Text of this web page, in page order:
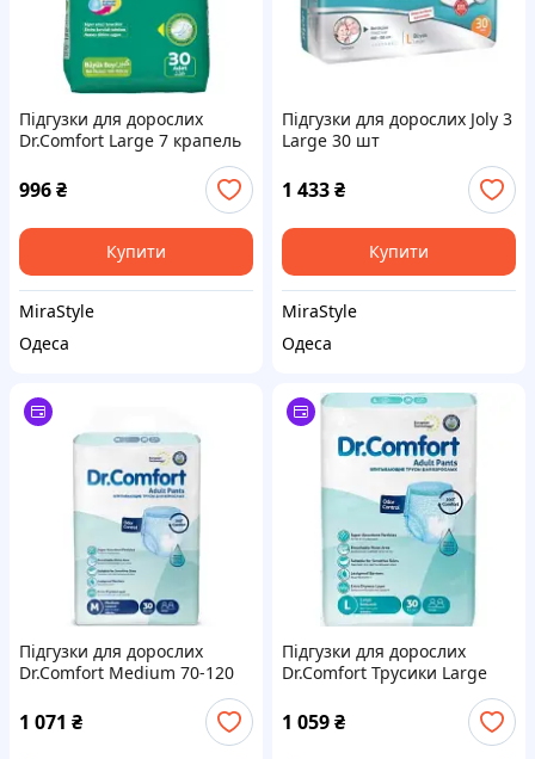
Підгузки для дорослих
Dr.Comfort Large 7 крапель
996₴
Купити
MiraStyle
Одеса
Підгузки для дорослих Joly 3
Large 30 шт
1 433₴
Купити
MiraStyle
Одеса
Підгузки для дорослих
Dr.Comfort Medium 70-120
см 30 шт (8680131205608)
1 071 ₴
Підгузки для дорослих
Dr.Comfort Трусики Large
(8680131205615)
1 059₴